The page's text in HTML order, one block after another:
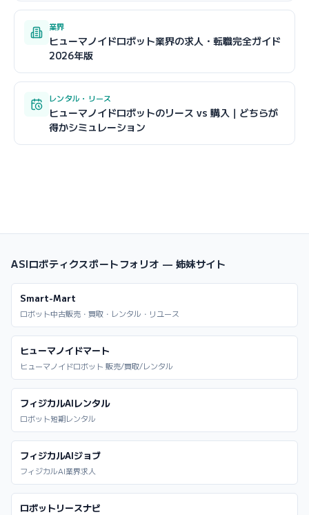
業界
ヒューマノイドロボット業界の求人・転職完全ガイド
2026年版
レンタル・リース
ヒューマノイドロボットのリース vs 購入｜どちらが
得かシミュレーション
ASIロボティクスポートフォリオ — 姉妹サイト
Smart-Mart
ロボット中古販売・買取・レンタル・リユース
ヒューマノイドマート
ヒューマノイドロボット 販売/買取/レンタル
フィジカルAIレンタル
ロボット短期レンタル
フィジカルAIジョブ
フィジカルAI業界求人
ロボットリースナビ